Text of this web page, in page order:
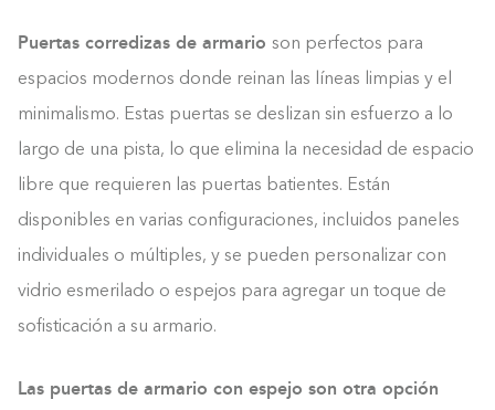
Puertas corredizas de armario son perfectos para
espacios modernos donde reinan las líneas limpias y el
minimalismo. Estas puertas se deslizan sin esfuerzo a lo
largo de una pista, lo que elimina la necesidad de espacio
libre que requieren las puertas batientes. Están
disponibles en varias configuraciones, incluidos paneles
individuales o múltiples, y se pueden personalizar con
vidrio esmerilado o espejos para agregar un toque de
sofisticación a su armario.
Las puertas de armario con espejo son otra opción